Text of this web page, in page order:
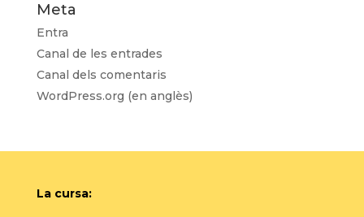
Meta
Entra
Canal de les entrades
Canal dels comentaris
WordPress.org (en anglès)
La cursa: